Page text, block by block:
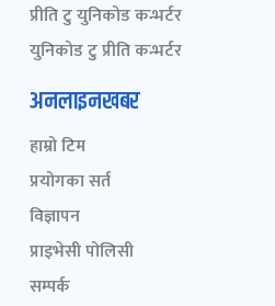
प्रीति टु युनिकोड कन्भर्टर
युनिकोड टु प्रीति कन्भर्टर
अनलाइनखबर
हाम्रो टिम
प्रयोगका सर्त
विज्ञापन
प्राइभेसी पोलिसी
सम्पर्क